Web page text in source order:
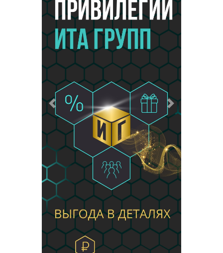
Предыдущий Следующий